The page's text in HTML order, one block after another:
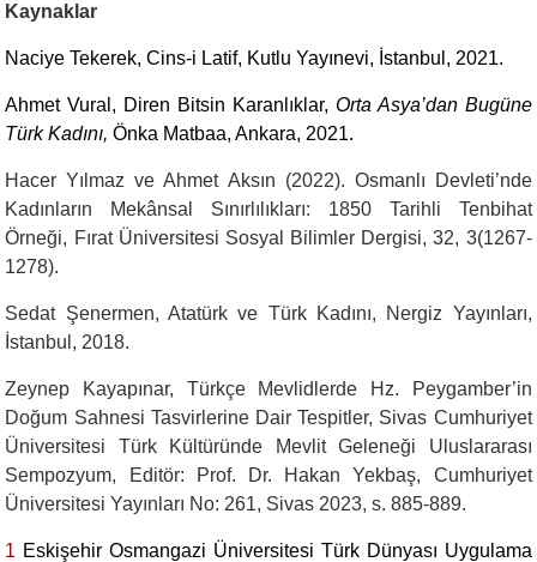
Kaynaklar
Naciye Tekerek, Cins-i Latif, Kutlu Yayınevi, İstanbul, 2021.
Ahmet Vural, Diren Bitsin Karanlıklar, Orta Asya’dan Bugüne
Türk Kadını,Önka Matbaa, Ankara, 2021.
Hacer Yılmaz ve Ahmet Aksın (2022). Osmanlı Devleti’nde
Kadınların Mekânsal Sınırlılıkları: 1850 Tarihli Tenbihat
Örneği, Fırat Üniversitesi Sosyal Bilimler Dergisi, 32, 3(1267-
1278).
Sedat Şenermen, Atatürk ve Türk Kadını, Nergiz Yayınları,
İstanbul, 2018.
Zeynep Kayapınar, Türkçe Mevlidlerde Hz. Peygamber’in
Doğum Sahnesi Tasvirlerine Dair Tespitler, Sivas Cumhuriyet
Üniversitesi Türk Kültüründe Mevlit Geleneği Uluslararası
Sempozyum, Editör: Prof. Dr. Hakan Yekbaş, Cumhuriyet
Üniversitesi Yayınları No: 261, Sivas 2023, s. 885-889.
1 Eskişehir Osmangazi Üniversitesi Türk Dünyası Uygulama